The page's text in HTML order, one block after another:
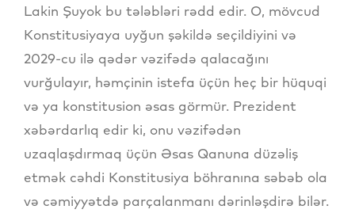
Lakin Şuyok bu tələbləri rədd edir. O, mövcud
Konstitusiyaya uyğun şəkildə seçildiyini və
2029-cu ilə qədər vəzifədə qalacağını
vurğulayır, həmçinin istefa üçün heç bir hüquqi
və ya konstitusion əsas görmür. Prezident
xəbərdarlıq edir ki, onu vəzifədən
uzaqlaşdırmaq üçün Əsas Qanuna düzəliş
etmək cəhdi Konstitusiya böhranına səbəb ola
və cəmiyyətdə parçalanmanı dərinləşdirə bilər.